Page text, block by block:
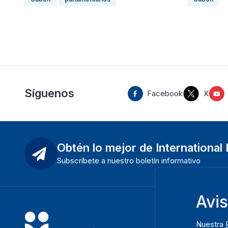
Síguenos Facebook X
Obtén lo mejor de International
Subscríbete a nuestro boletín informativo
Nuestra